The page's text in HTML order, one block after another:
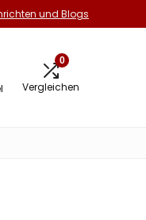
und Blogs
0
Vergleichen